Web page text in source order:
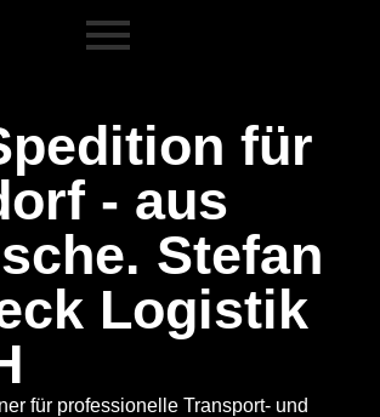
für
- aus
Stefan
Logistik
für professionelle Transport- und